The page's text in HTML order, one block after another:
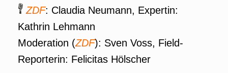
ZDF: Claudia Neumann, Expertin:
Kathrin Lehmann
Moderation (ZDF): Sven Voss, Field-
Reporterin: Felicitas Hölscher